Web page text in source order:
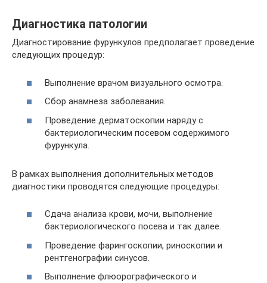
Диагностика патологии
Диагностирование фурункулов предполагает проведение
следующих процедур:
Выполнение врачом визуального осмотра.
Сбор анамнеза заболевания.
Проведение дерматоскопии наряду с
бактериологическим посевом содержимого
фурункула.
В рамках выполнения дополнительных методов
диагностики проводятся следующие процедуры:
Сдача анализа крови, мочи, выполнение
бактериологического посева и так далее.
Проведение фарингоскопии, риноскопии и
рентгенографии синусов.
Выполнение флюорографического и